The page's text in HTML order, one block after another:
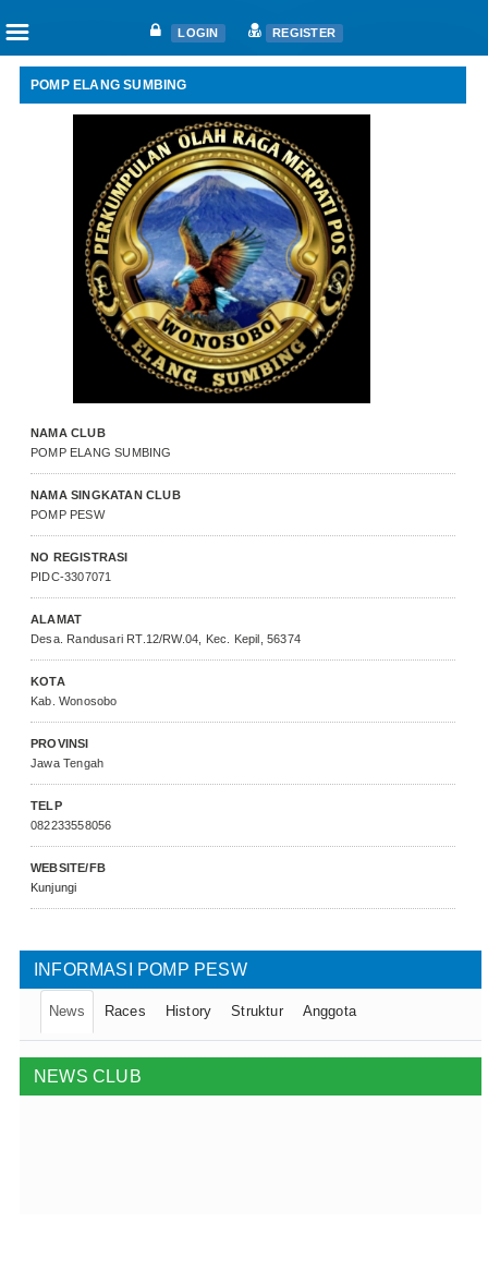
Home
Nat. Ace Candidate
Nat. Ace Champions
One Loft Race
Auctions
Shop
☰ LOGIN REGISTER
POMP ELANG SUMBING
NAMA CLUB
POMP ELANG SUMBING
NAMA SINGKATAN CLUB
POMP PESW
NO REGISTRASI
PIDC-3307071
ALAMAT
Desa. Randusari RT.12/RW.04, Kec. Kepil, 56374
KOTA
Kab. Wonosobo
PROVINSI
Jawa Tengah
TELP
082233558056
WEBSITE/FB
Kunjungi
INFORMASI POMP PESW
News Races History Struktur Anggota
NEWS CLUB